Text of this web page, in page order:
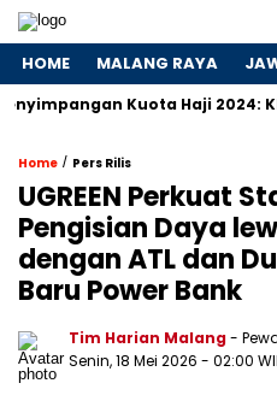
HOME MALANG RAYA
Kuota Haji 2024: KPK
Home / Pers Rilis
UGREEN Perkuat
Pengisian Daya
dengan ATL dan
Baru Power Bank
Tim Harian Malang-
Senin, 18 Mei 2026 - 02:00